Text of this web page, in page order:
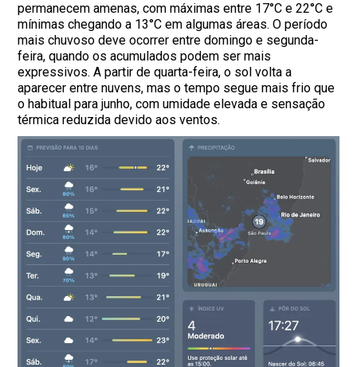
permanecem amenas, com máximas entre 17°C e 22°C e
mínimas chegando a 13°C em algumas áreas. O período
mais chuvoso deve ocorrer entre domingo e segunda-
feira, quando os acumulados podem ser mais
expressivos. A partir de quarta-feira, o sol volta a
aparecer entre nuvens, mas o tempo segue mais frio que
o habitual para junho, com umidade elevada e sensação
térmica reduzida devido aos ventos.